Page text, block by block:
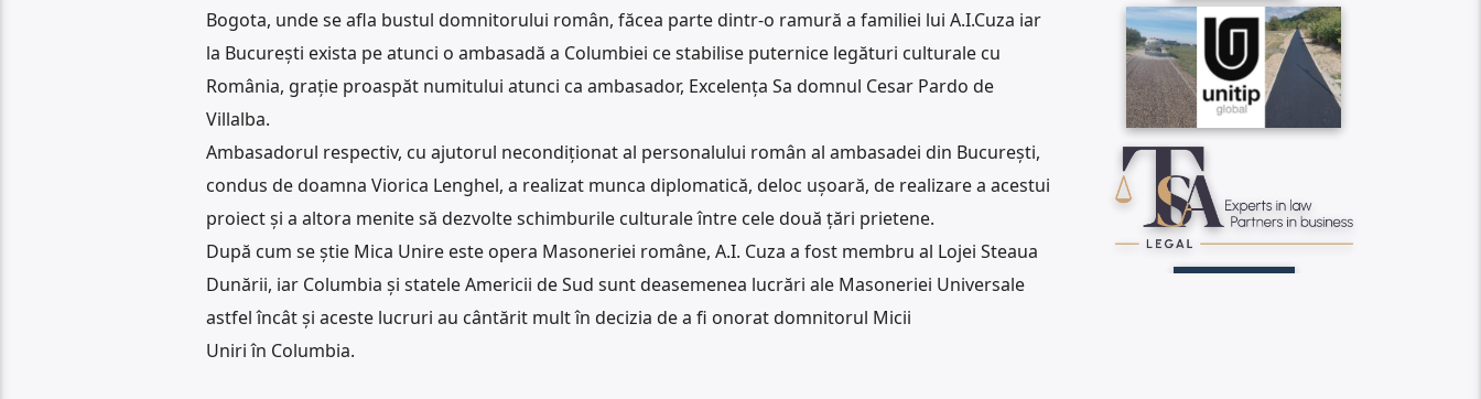
Bogota, unde se afla bustul domnitorului român, făcea parte dintr-o ramură a familiei lui A.I.Cuza iar
la București exista pe atunci o ambasadă a Columbiei ce stabilise puternice legături culturale cu
România, grație proaspăt numitului atunci ca ambasador, Excelența Sa domnul Cesar Pardo de
Villalba.
Ambasadorul respectiv, cu ajutorul necondiționat al personalului român al ambasadei din București,
condus de doamna Viorica Lenghel, a realizat munca diplomatică, deloc ușoară, de realizare a acestui
proiect și a altora menite să dezvolte schimburile culturale între cele două țări prietene.
După cum se știe Mica Unire este opera Masoneriei române, A.I. Cuza a fost membru al Lojei Steaua
Dunării, iar Columbia și statele Americii de Sud sunt deasemenea lucrări ale Masoneriei Universale
astfel încât și aceste lucruri au cântărit mult în decizia de a fi onorat domnitorul Micii
Uniri în Columbia.